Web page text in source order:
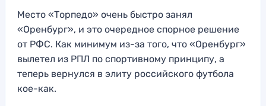
Место «Торпедо» очень быстро занял
«Оренбург», и это очередное спорное решение
от РФС. Как минимум из-за того, что «Оренбург»
вылетел из РПЛ по спортивному принципу, а
теперь вернулся в элиту российского футбола
кое-как.